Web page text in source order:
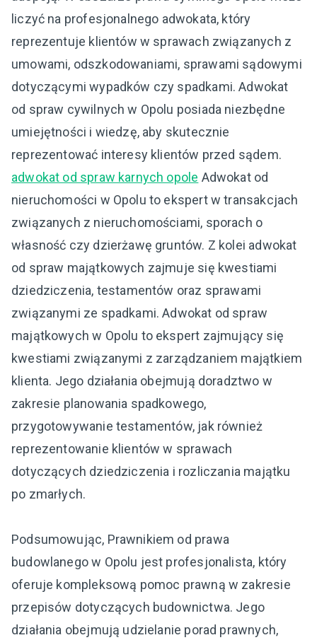
liczyć na profesjonalnego adwokata, który
reprezentuje klientów w sprawach związanych z
umowami, odszkodowaniami, sprawami sądowymi
dotyczącymi wypadków czy spadkami. Adwokat
od spraw cywilnych w Opolu posiada niezbędne
umiejętności i wiedzę, aby skutecznie
reprezentować interesy klientów przed sądem.
adwokat od spraw karnych opole Adwokat od
nieruchomości w Opolu to ekspert w transakcjach
związanych z nieruchomościami, sporach o
własność czy dzierżawę gruntów. Z kolei adwokat
od spraw majątkowych zajmuje się kwestiami
dziedziczenia, testamentów oraz sprawami
związanymi ze spadkami. Adwokat od spraw
majątkowych w Opolu to ekspert zajmujący się
kwestiami związanymi z zarządzaniem majątkiem
klienta. Jego działania obejmują doradztwo w
zakresie planowania spadkowego,
przygotowywanie testamentów, jak również
reprezentowanie klientów w sprawach
dotyczących dziedziczenia i rozliczania majątku
po zmarłych.
Podsumowując, Prawnikiem od prawa
budowlanego w Opolu jest profesjonalista, który
oferuje kompleksową pomoc prawną w zakresie
przepisów dotyczących budownictwa. Jego
działania obejmują udzielanie porad prawnych,